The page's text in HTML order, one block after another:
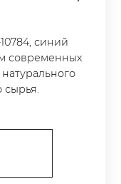
синий
современных
сырья.